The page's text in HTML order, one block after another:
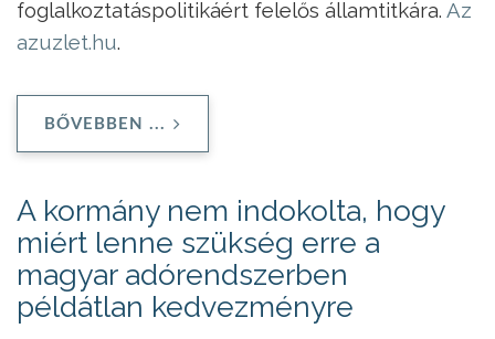
foglalkoztatáspolitikáért felelős államtitkára. Az
azuzlet.hu.
BŐVEBBEN ...
A kormány nem indokolta, hogy
miért lenne szükség erre a
magyar adórendszerben
példátlan kedvezményre